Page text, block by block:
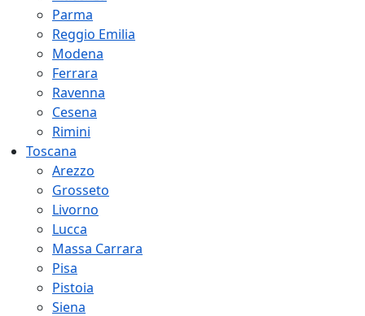
Parma
Reggio Emilia
Modena
Ferrara
Ravenna
Cesena
Rimini
Toscana
Arezzo
Grosseto
Livorno
Lucca
Massa Carrara
Pisa
Pistoia
Siena